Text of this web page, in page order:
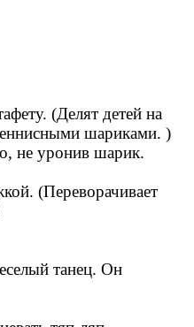
(Делят детей на
шариками. )
уронив шарик.
он ловко
(Переворачивает
танец. Он